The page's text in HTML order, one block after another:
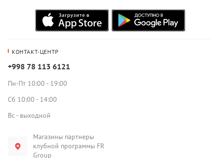
КОНТАКТ-ЦЕНТР
+998 78 113 6121
Пн-Пт 10:00 - 19:00
Сб 10:00 - 14:00
Вс - выходной
Магазины партнеры
клубной программы FR
Group